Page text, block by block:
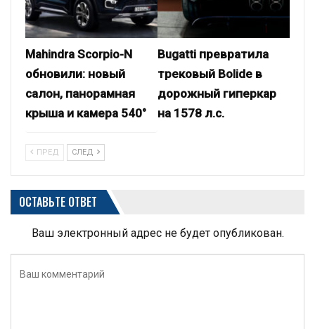
Mahindra Scorpio-N
обновили: новый
салон, панорамная
крыша и камера 540°
Bugatti превратила
трековый Bolide в
дорожный гиперкар
на 1578 л.с.
ПРЕД СЛЕД
ОСТАВЬТЕ ОТВЕТ
Ваш электронный адрес не будет опубликован.